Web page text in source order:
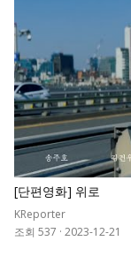
[단편영화] 위로
KReporter
조회 537 · 2023-12-21